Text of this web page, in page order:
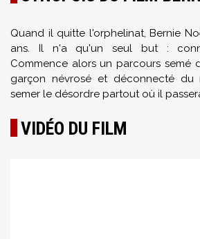
Quand il quitte l'orphelinat, Bernie
ans. Il n'a qu'un seul but :
Commence alors un parcours semé
garçon névrosé et déconnecté
semer le désordre partout où il
VIDÉO DU FILM